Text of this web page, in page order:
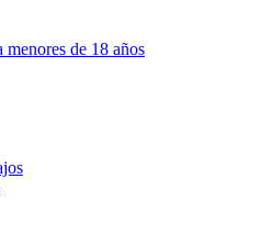
menores de 18 años